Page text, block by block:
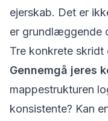
ejerskab. Det er
er grundlæggende
Tre konkrete
Gennemgå jeres
mappestrukturen
konsistente? Kan